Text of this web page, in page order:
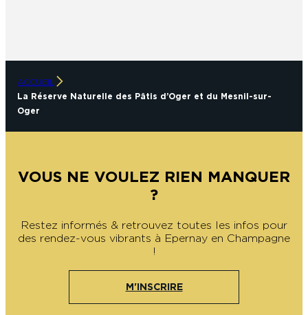
ACCUEIL
La Réserve Naturelle des Pâtis d’Oger et du Mesnil-sur-
Oger
VOUS NE VOULEZ RIEN MANQUER
?
Restez informés & retrouvez toutes les infos pour
des rendez-vous vibrants à Epernay en Champagne
!
M'INSCRIRE